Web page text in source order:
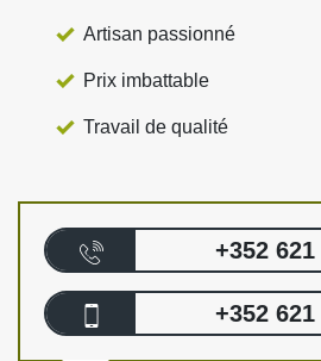
Artisan passionné
Prix imbattable
Travail de qualité
+352
+352